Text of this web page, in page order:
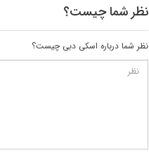
نظر شما چیست؟
نظر شما درباره اسکی دبی چیست؟